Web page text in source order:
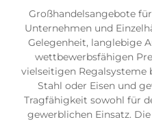
Großhandelsangebote
Unternehmen und
Gelegenheit, langlebige
wettbewerbsfähigen
vielseitigen Regalsysteme
Stahl oder Eisen und
Tragfähigkeit sowohl für
gewerblichen Einsatz.